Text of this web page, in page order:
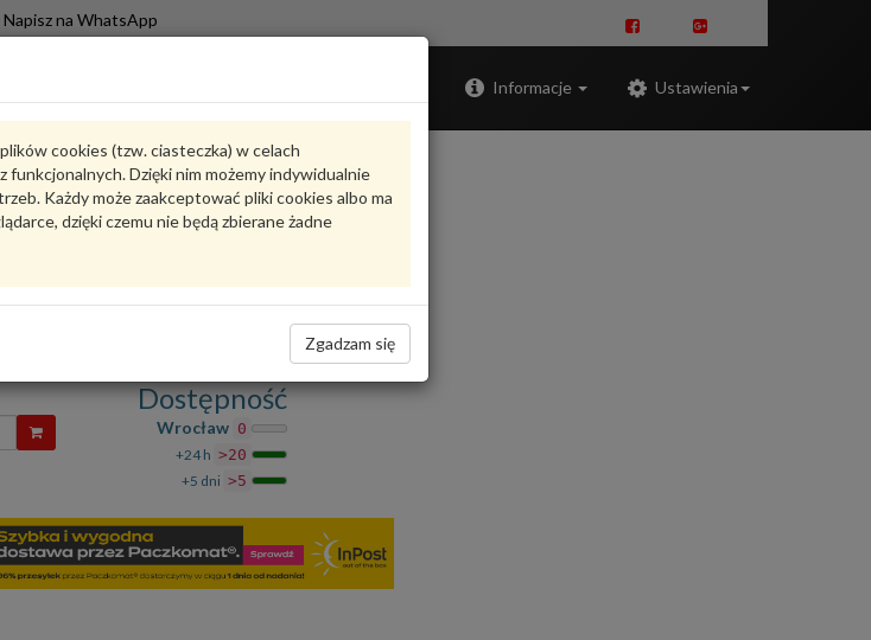
Napisz na WhatsApp
Informacje Ustawienia
cookies (tzw. ciasteczka) w celach
Dzięki nim możemy indywidualnie
Każdy może zaakceptować pliki cookies albo ma
dzięki czemu nie będą zbierane żadne
Zgadzam się
VW AUDI SEAT SKODA
Dostępność
Wrocław 0
+24 h >20
+5 dni >5